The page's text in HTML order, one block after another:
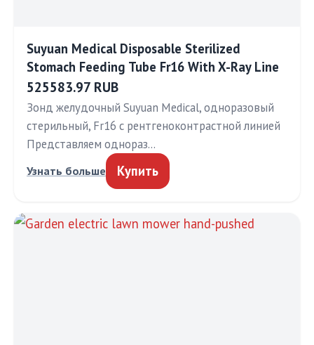
Suyuan Medical Disposable Sterilized
Stomach Feeding Tube Fr16 With X-Ray Line
525583.97 RUB
Зонд желудочный Suyuan Medical, одноразовый
стерильный, Fr16 с рентгеноконтрастной линией
Представляем однораз…
Узнать больше Купить